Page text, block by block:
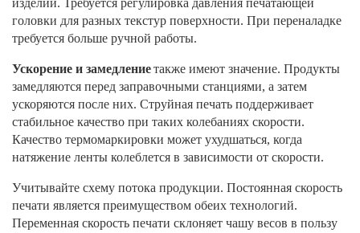
изделий. Требуется регулировка давления печатающей
головки для разных текстур поверхности. При переналадке
требуется больше ручной работы.
Ускорение и замедлениетакже имеют значение. Продукты
замедляются перед заправочными станциями, а затем
ускоряются после них. Струйная печать поддерживает
стабильное качество при таких колебаниях скорости.
Качество термомаркировки может ухудшаться, когда
натяжение ленты колеблется в зависимости от скорости.
Учитывайте схему потока продукции. Постоянная скорость
печати является преимуществом обеих технологий.
Переменная скорость печати склоняет чашу весов в пользу